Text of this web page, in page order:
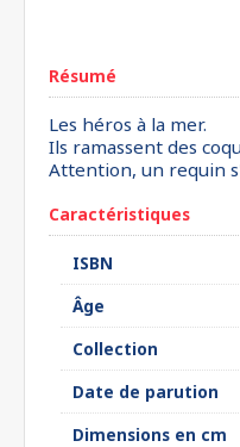
Résumé
Les héros à la mer.
Ils ramassent des
Attention, un requin
Caractéristiques
ISBN
Âge
Collection
Date de parution
Dimensions en cm